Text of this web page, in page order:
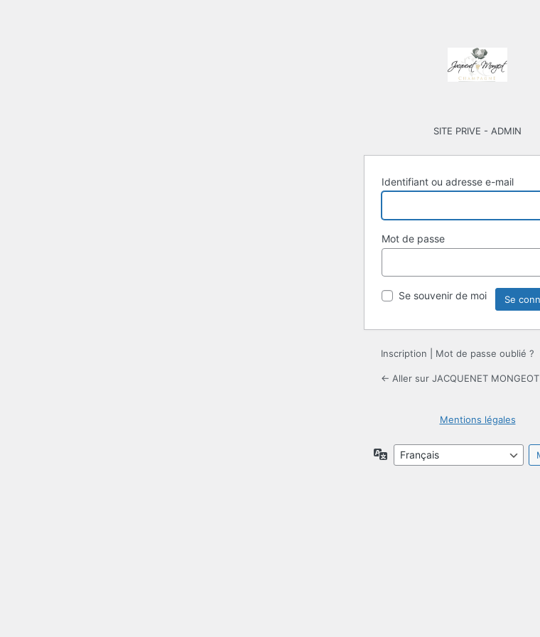
SITE PRIVE - ADMIN
Identifiant ou adresse e-mail
Mot de passe
Se souvenir de moi
Inscription Mot de passe oublié ?
← Aller sur JACQUENET MONGEOT
Mentions légales
Langue